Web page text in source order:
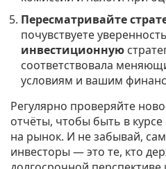
Пересматривайте
почувствуете
инвестиционную
соответствовала
условиям и вашим
Регулярно проверяйте
отчёты, чтобы быть в
на рынок. И не забывай,
инвесторы — это те, кто